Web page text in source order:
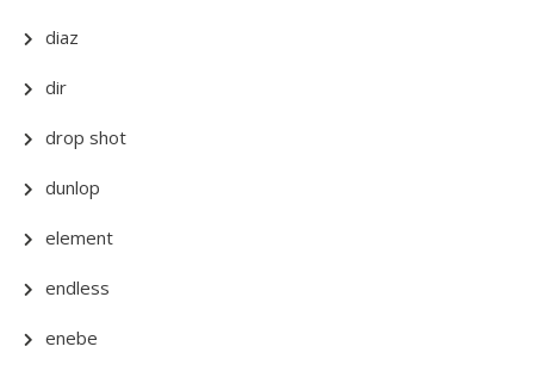
diaz
dir
drop shot
dunlop
element
endless
enebe